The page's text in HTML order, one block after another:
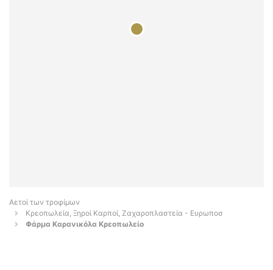
Αετοί των τροφίμων
Κρεοπωλεία, Ξηροί Καρποί, Ζαχαροπλαστεία - Ευρωποσ
Φάρμα Καρανικόλα Κρεοπωλείο